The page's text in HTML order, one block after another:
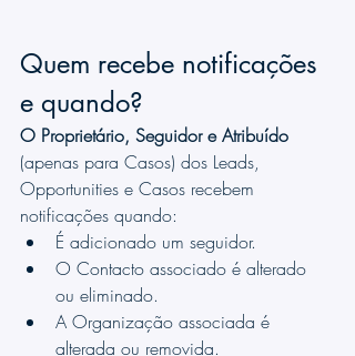
Quem recebe notificações
e quando?
O Proprietário, Seguidor e Atribuído
(apenas para Casos) dos Leads,
Opportunities e Casos recebem
notificações quando:
É adicionado um seguidor.
O Contacto associado é alterado
ou eliminado.
A Organização associada é
alterada ou removida.